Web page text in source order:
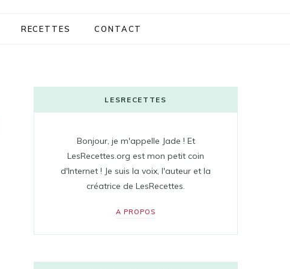
RECETTES CONTACT
LESRECETTES
Bonjour, je m'appelle Jade ! Et
LesRecettes.org est mon petit coin
d'Internet ! Je suis la voix, l'auteur et la
créatrice de LesRecettes.
A PROPOS